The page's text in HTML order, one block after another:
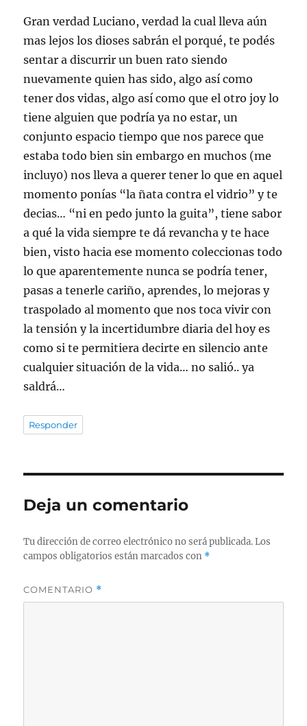
Gran verdad Luciano, verdad la cual lleva aún
mas lejos los dioses sabrán el porqué, te podés
sentar a discurrir un buen rato siendo
nuevamente quien has sido, algo así como
tener dos vidas, algo así como que el otro joy lo
tiene alguien que podría ya no estar, un
conjunto espacio tiempo que nos parece que
estaba todo bien sin embargo en muchos (me
incluy0) nos lleva a querer tener lo que en aquel
momento ponías “la ñata contra el vidrio” y te
decias… “ni en pedo junto la guita”, tiene sabor
a qué la vida siempre te dá revancha y te hace
bien, visto hacia ese momento coleccionas todo
lo que aparentemente nunca se podría tener,
pasas a tenerle cariño, aprendes, lo mejoras y
traspolado al momento que nos toca vivir con
la tensión y la incertidumbre diaria del hoy es
como si te permitiera decirte en silencio ante
cualquier situación de la vida… no salió.. ya
saldrá…
Responder
Deja un comentario
Tu dirección de correo electrónico no será publicada. Los
campos obligatorios están marcados con *
COMENTARIO *